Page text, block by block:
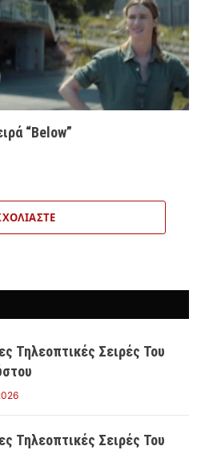
“Below”
Τηλεοπτικές Σειρές Του
Τηλεοπτικές Σειρές Του